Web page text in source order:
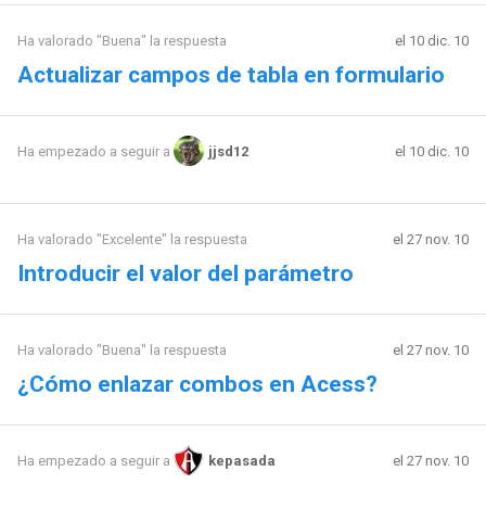
Ha valorado "Buena" la respuesta el 10 dic. 10
Actualizar campos de tabla en formulario
Ha empezado a seguir a jjsd12 el 10 dic. 10
Ha valorado "Excelente" la respuesta el 27 nov. 10
Introducir el valor del parámetro
Ha valorado "Buena" la respuesta el 27 nov. 10
¿Cómo enlazar combos en Acess?
Ha empezado a seguir a kepasada el 27 nov. 10